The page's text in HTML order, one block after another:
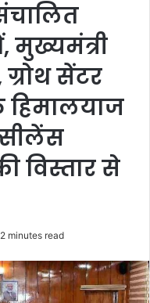
सेंटर
विस्तार से
2 minutes read